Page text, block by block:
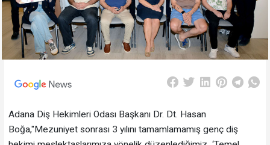
Adana Diş Hekimleri Odası Başkanı Dr. Dt. Hasan
Boğa,"Mezuniyet sonrası 3 yılını tamamlamamış genç diş